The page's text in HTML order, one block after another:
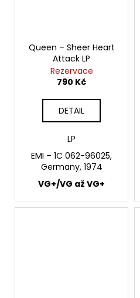
Queen – Sheer Heart
Attack LP
Rezervace
790 Kč
DETAIL
LP
EMI ‎– 1C 062-96025,
Germany, 1974
VG+/VG až VG+